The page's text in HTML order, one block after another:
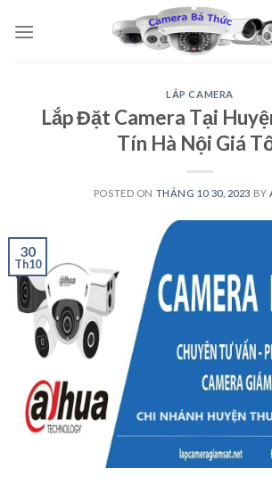
LẮP CAMERA
Lắp Đặt Camera Tại
Tín Hà Nội Giá
POSTED ON THÁNG 10 30, 2023 BY
30
Th10